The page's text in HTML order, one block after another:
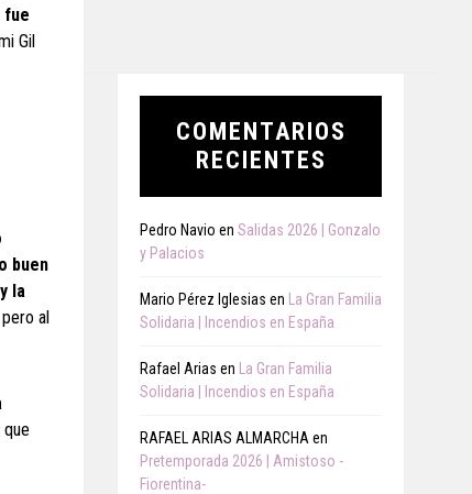
fue
Gil
buen
la
al
COMENTARIOS
RECIENTES
Pedro Navio en Salidas 2026 | Gonzalo
y Palacios
Mario Pérez Iglesias en
La Gran Familia
Solidaria | Incendios en España
Rafael Arias en
La Gran Familia
Solidaria | Incendios en España
RAFAEL ARIAS ALMARCHA en
Pretemporada 2026 | Amistoso -
Fiorentina-